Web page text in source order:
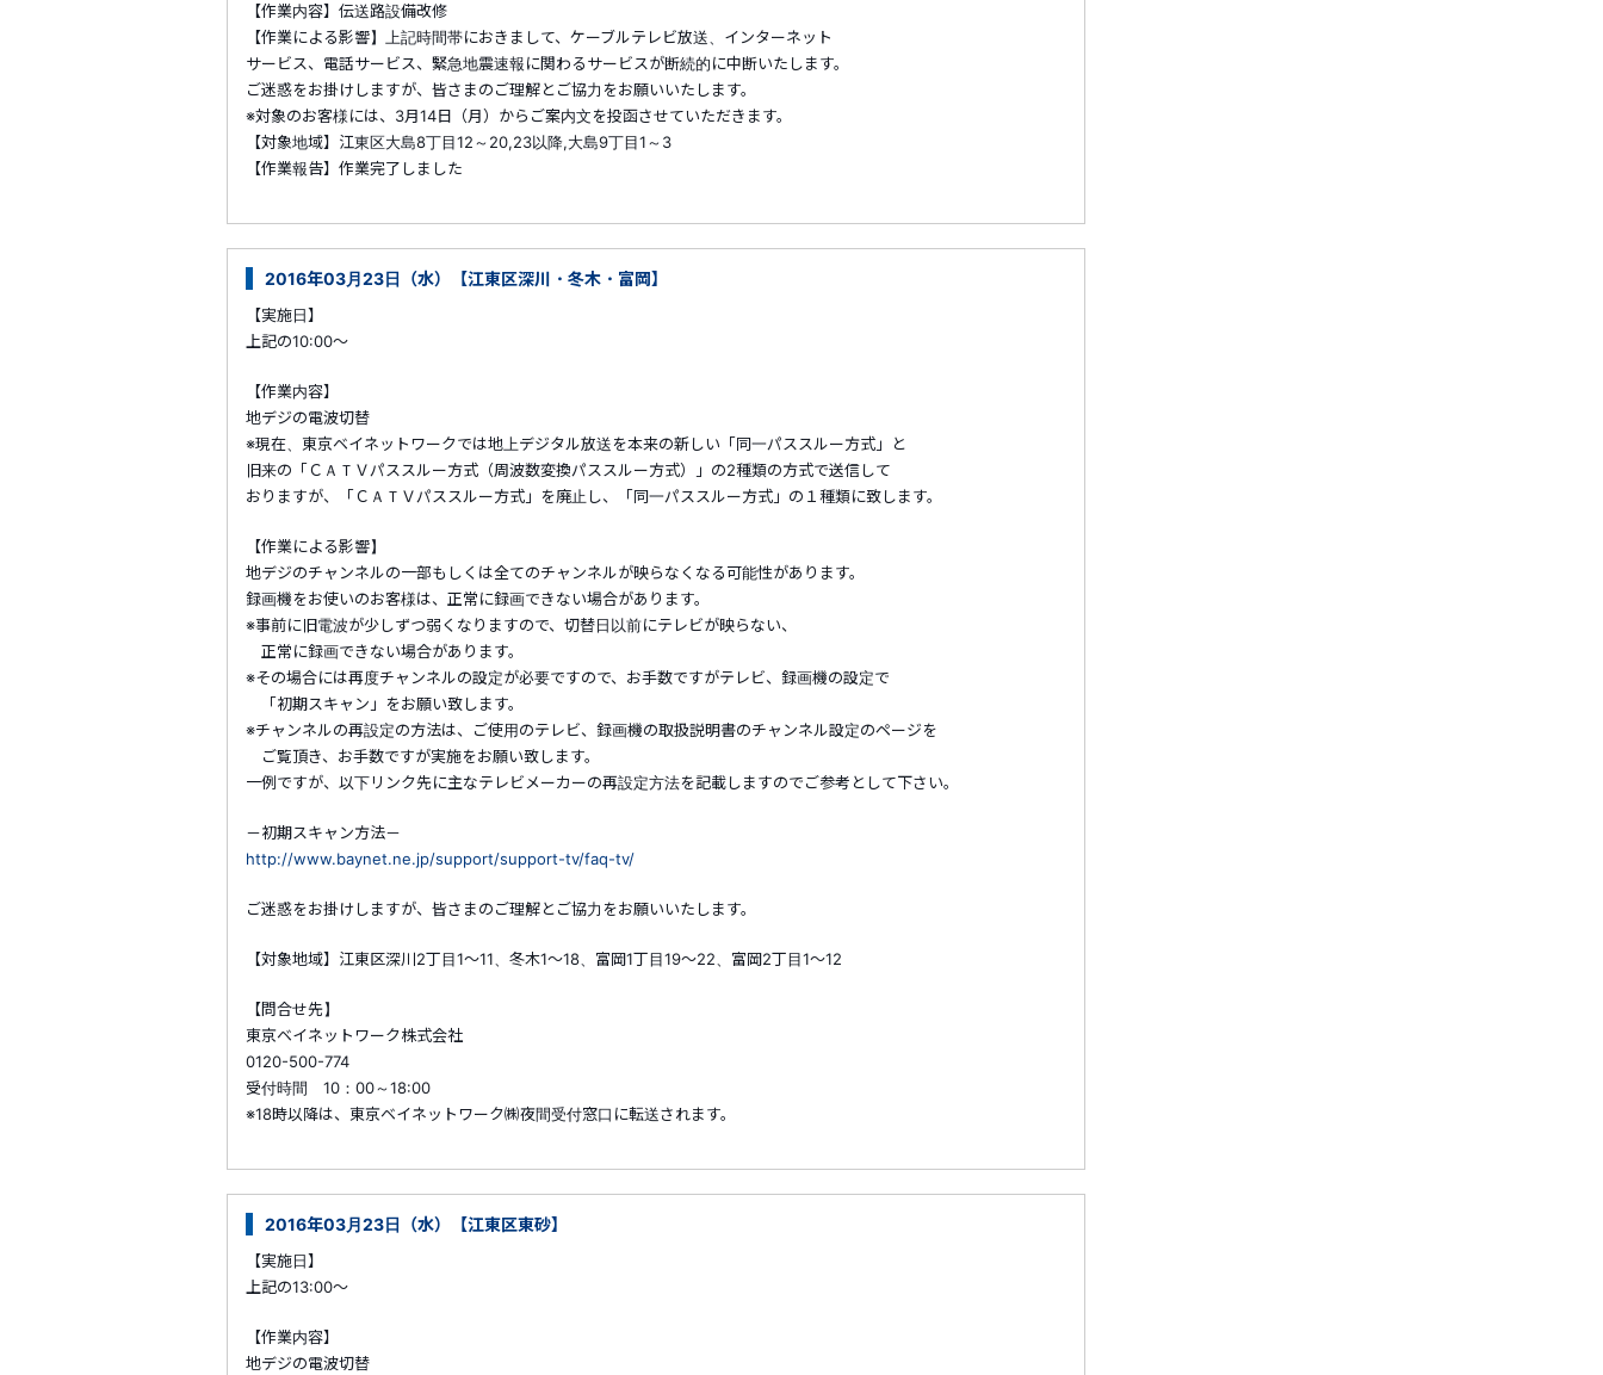
【作業内容】伝送路設備改修
【作業による影響】上記時間帯におきまして、ケーブルテレビ放送、インターネット
サービス、電話サービス、緊急地震速報に関わるサービスが断続的に中断いたします。
ご迷惑をお掛けしますが、皆さまのご理解とご協力をお願いいたします。
※対象のお客様には、3月14日（月）からご案内文を投函させていただきます。
【対象地域】江東区大島8丁目12～20,23以降,大島9丁目1～3
【作業報告】作業完了しました
2016年03月23日（水）【江東区深川・冬木・富岡】
【実施日】
上記の10:00～
【作業内容】
地デジの電波切替
※現在、東京ベイネットワークでは地上デジタル放送を本来の新しい「同一パススルー方式」と
旧来の「ＣＡＴＶパススルー方式（周波数変換パススルー方式）」の2種類の方式で送信して
おりますが、「ＣＡＴＶパススルー方式」を廃止し、「同一パススルー方式」の１種類に致します。
【作業による影響】
地デジのチャンネルの一部もしくは全てのチャンネルが映らなくなる可能性があります。
録画機をお使いのお客様は、正常に録画できない場合があります。
※事前に旧電波が少しずつ弱くなりますので、切替日以前にテレビが映らない、
正常に録画できない場合があります。
※その場合には再度チャンネルの設定が必要ですので、お手数ですがテレビ、録画機の設定で
「初期スキャン」をお願い致します。
※チャンネルの再設定の方法は、ご使用のテレビ、録画機の取扱説明書のチャンネル設定のページを
ご覧頂き、お手数ですが実施をお願い致します。
一例ですが、以下リンク先に主なテレビメーカーの再設定方法を記載しますのでご参考として下さい。
－初期スキャン方法－
http://www.baynet.ne.jp/support/support-tv/faq-tv/
ご迷惑をお掛けしますが、皆さまのご理解とご協力をお願いいたします。
【対象地域】江東区深川2丁目1～11、冬木1～18、富岡1丁目19～22、富岡2丁目1～12
【問合せ先】
東京ベイネットワーク株式会社
0120-500-774
受付時間 10：00～18:00
※18時以降は、東京ベイネットワーク㈱夜間受付窓口に転送されます。
2016年03月23日（水）【江東区東砂】
【実施日】
上記の13:00～
【作業内容】
地デジの電波切替